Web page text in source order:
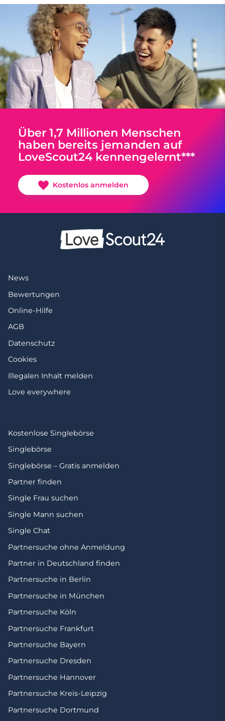
Über 1,7 Millionen Menschen
haben bereits jemanden auf
LoveScout24 kennengelernt***
Kostenlos anmelden
News
Bewertungen
Online-Hilfe
AGB
Datenschutz
Cookies
Illegalen Inhalt melden
Love everywhere
Kostenlose Singlebörse
Singlebörse
Singlebörse – Gratis anmelden
Partner finden
Single Frau suchen
Single Mann suchen
Single Chat
Partnersuche ohne Anmeldung
Partner in Deutschland finden
Partnersuche in Berlin
Partnersuche in München
Partnersuche Köln
Partnersuche Frankfurt
Partnersuche Bayern
Partnersuche Dresden
Partnersuche Hannover
Partnersuche Kreis-Leipzig
Partnersuche Dortmund